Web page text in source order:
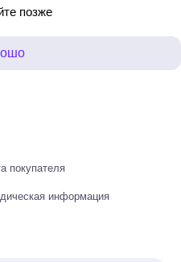
позже
покупателя
информация